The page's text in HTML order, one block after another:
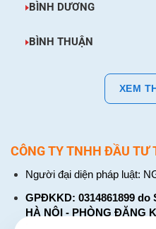
BÌNH DƯƠNG
BÌNH THUẬN
XEM
CÔNG TY TNHH ĐẦU TƯ
Người đại diện pháp luật:
GPĐKKD: 0314861899 do
HÀ NỘI - PHÒNG ĐĂNG